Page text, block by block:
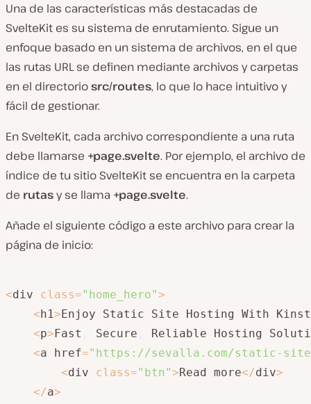
Una de las características más destacadas de
SvelteKit es su sistema de enrutamiento. Sigue un
enfoque basado en un sistema de archivos, en el que
las rutas URL se definen mediante archivos y carpetas
en el directoriosrc/routes, lo que lo hace intuitivo y
fácil de gestionar.
En SvelteKit, cada archivo correspondiente a una ruta
debe llamarse +page.svelte. Por ejemplo, el archivo de
índice de tu sitio SvelteKit se encuentra en la carpeta
de rutasy se llama +page.svelte.
Añade el siguiente código a este archivo para crear la
página de inicio:
<div class="home_hero">
<h1>Enjoy Static Site Hosting With
<p>Fast Secure
Reliable Hosting
<a href="https://sevalla.com/static-
<div class="btn">Read more</div>
</a>